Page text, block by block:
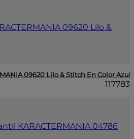
09620 Lilo & Stitch En Color Azul
117783